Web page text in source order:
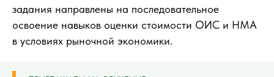
задания направлены на последовательное
освоение навыков оценки стоимости ОИС и НМА
в условиях рыночной экономики.